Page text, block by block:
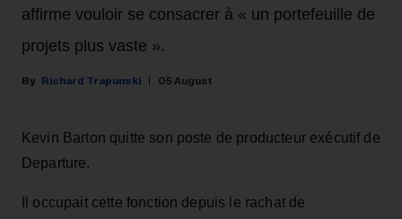
affirme vouloir se consacrer à « un portefeuille de
projets plus vaste ».
Richard Trapunski 05 August
Kevin Barton quitte son poste de producteur exécutif de
Departure.
Il occupait cette fonction depuis le rachat de